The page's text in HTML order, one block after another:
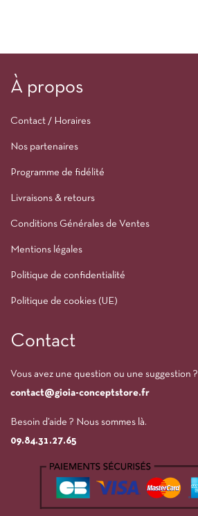
À propos
Contact / Horaires
Nos partenaires
Programme de fidélité
Livraisons & retours
Conditions Générales de Ventes
Mentions légales
Politique de confidentialité
Politique de cookies (UE)
Contact
Vous avez une question ou une suggestion ?
contact@gioia-conceptstore.fr
Besoin d’aide ? Nous sommes là.
09.84.31.27.65